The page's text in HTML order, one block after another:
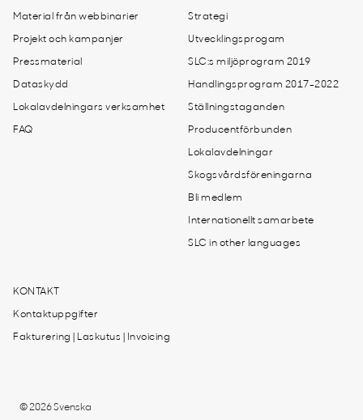
Material från webbinarier
Projekt och kampanjer
Pressmaterial
Dataskydd
Lokalavdelningars verksamhet
FAQ
Strategi
Utvecklingsprogam
SLC:s miljöprogram 2019
Handlingsprogram 2017-2022
Ställningstaganden
Producentförbunden
Lokalavdelningar
Skogsvårdsföreningarna
Bli medlem
Internationellt samarbete
SLC in other languages
KONTAKT
Kontaktuppgifter
Fakturering | Laskutus | Invoicing
© 2026 Svenska